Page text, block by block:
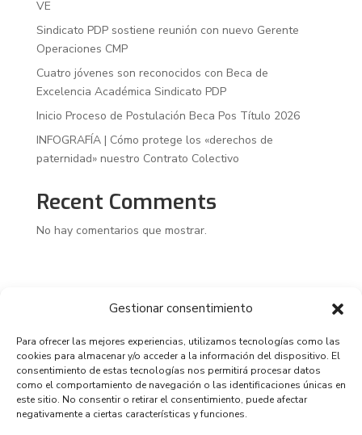
Gestionar consentimiento
Para ofrecer las mejores experiencias, utilizamos tecnologías como las
cookies para almacenar y/o acceder a la información del dispositivo. El
consentimiento de estas tecnologías nos permitirá procesar datos
como el comportamiento de navegación o las identificaciones únicas en
este sitio. No consentir o retirar el consentimiento, puede afectar
negativamente a ciertas características y funciones.
VE
Sindicato PDP sostiene reunión con nuevo Gerente
Operaciones CMP
Cuatro jóvenes son reconocidos con Beca de
Excelencia Académica Sindicato PDP
Inicio Proceso de Postulación Beca Pos Título 2026
INFOGRAFÍA | Cómo protege los «derechos de
paternidad» nuestro Contrato Colectivo
Recent Comments
No hay comentarios que mostrar.